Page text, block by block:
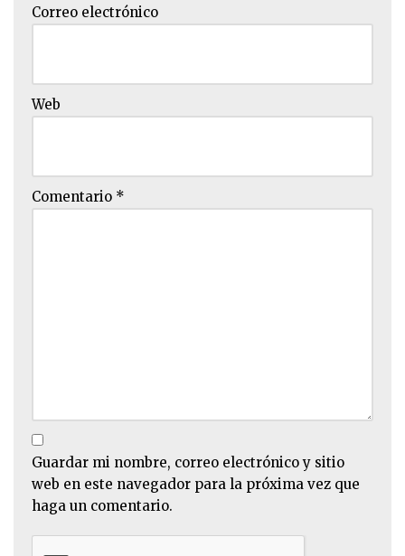
Correo electrónico
Web
Comentario *
Guardar mi nombre, correo electrónico y sitio
web en este navegador para la próxima vez que
haga un comentario.